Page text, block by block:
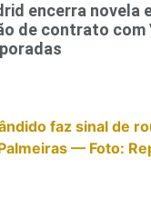
encerra novela
de contrato com